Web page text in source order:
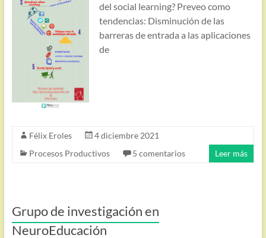
del social learning? Preveo como
tendencias: Disminución de las
barreras de entrada a las aplicaciones
de
Félix Eroles
4 diciembre 2021
Procesos Productivos
5 comentarios Leer más
Grupo de investigación en
NeuroEducación